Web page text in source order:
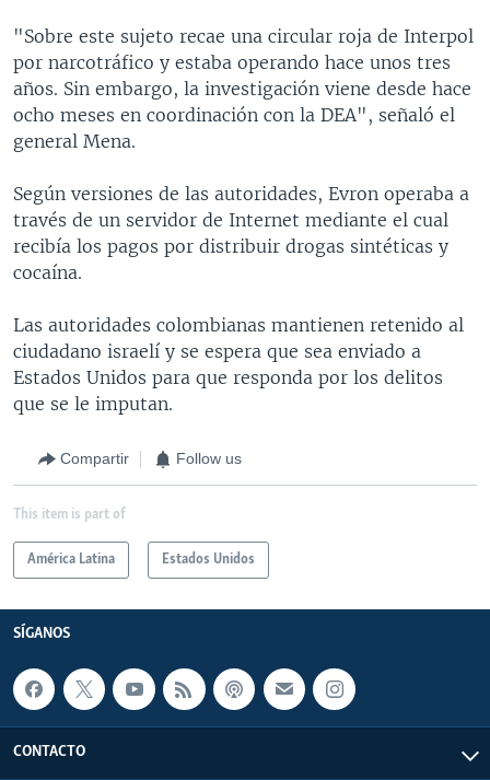
"Sobre este sujeto recae una circular roja de Interpol
por narcotráfico y estaba operando hace unos tres
años. Sin embargo, la investigación viene desde hace
ocho meses en coordinación con la DEA", señaló el
general Mena.
Según versiones de las autoridades, Evron operaba a
través de un servidor de Internet mediante el cual
recibía los pagos por distribuir drogas sintéticas y
cocaína.
Las autoridades colombianas mantienen retenido al
ciudadano israelí y se espera que sea enviado a
Estados Unidos para que responda por los delitos
que se le imputan.
Compartir Follow us
This item is part of
América Latina Estados Unidos
SÍGANOS
CONTACTO